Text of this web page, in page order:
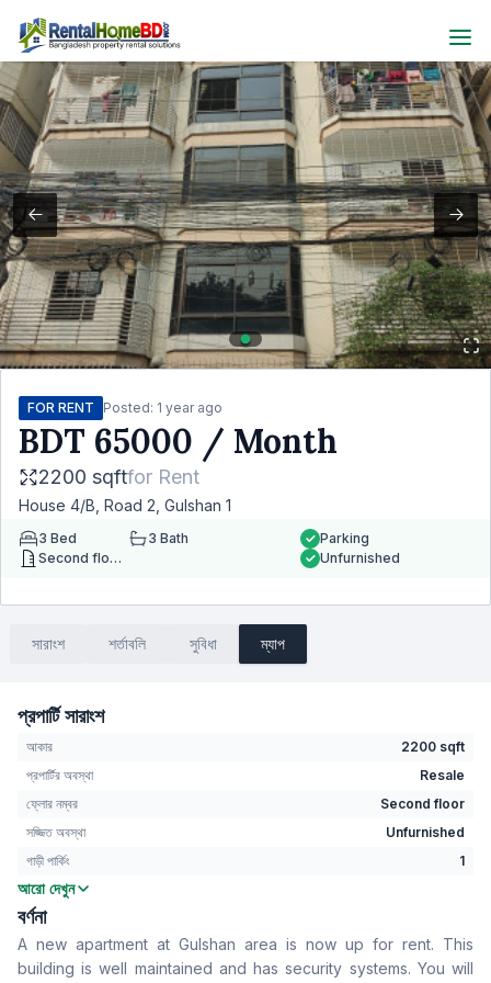
FOR RENT Posted: 1 year ago
BDT 65000 / Month
2200 sqftfor Rent
House 4/B, Road 2, Gulshan 1
3 Bed 3 Bath
Second floor
Parking
Unfurnished
সারাংশ শর্তাবলি সুবিধা ম্যাপ
প্রপার্টি সারাংশ
আকার
2200 sqft
প্রপার্টির অবস্থা
Resale
ফ্লোর নম্বর
Second floor
সজ্জিত অবস্থা
Unfurnished
গাড়ী পার্কিং
1
বেডরুম
বাথরুম
বসার রুম
Yes
Drawing Room
Yes
আরো দেখুন
বর্ণনা
A new apartment at Gulshan area is now up for rent. This
building is well maintained and has security systems. You will